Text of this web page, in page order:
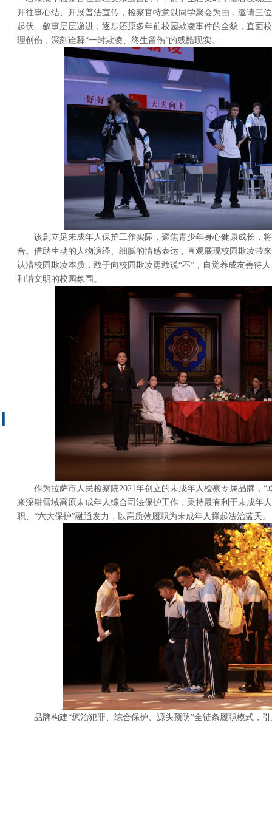
开往事心结、开展普法宣传，检察官特意以同学聚会为由，邀请三
起伏、叙事层层递进，逐步还原多年前校园欺凌事件的全貌，直面
理创伤，深刻诠释“一时欺凌、终生留伤”的残酷现实。
该剧立足未成年人保护工作实际，聚焦青少年身心健康成长，
合。借助生动的人物演绎、细腻的情感表达，直观展现校园欺凌带
认清校园欺凌本质，敢于向校园欺凌勇敢说“不”，自觉养成友善待
和谐文明的校园氛围。
作为拉萨市人民检察院2021年创立的未成年人检察专属品牌，“
来深耕雪域高原未成年人综合司法保护工作，秉持最有利于未成年
职、“六大保护”融通发力，以高质效履职为未成年人撑起法治蓝天。
品牌构建“惩治犯罪、综合保护、源头预防”全链条履职模式，引